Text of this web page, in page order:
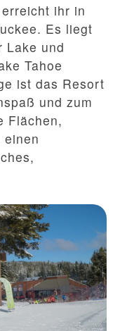
ihr in
Es liegt
Lake und
Tahoe
ist das Resort
und zum
Flächen,